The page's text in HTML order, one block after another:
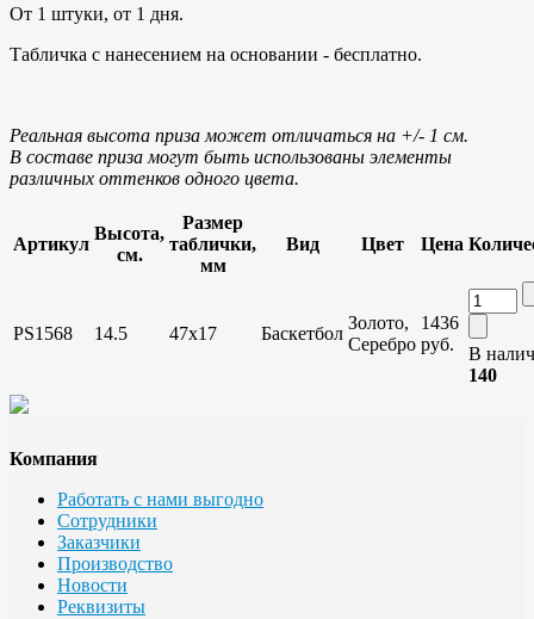
От 1 штуки, от 1 дня.
Табличка с нанесением на основании - бесплатно.
Реальная высота приза может отличаться на +/- 1 см.
В составе приза могут быть использованы элементы
различных оттенков одного цвета.
Артикул
Высота,
см.
Размер
таблички,
мм
Вид Цвет Цена
PS1568 14.5 47x17 Баскетбол
Золото,
Серебро
1436
руб.
В
140
Компания
Работать с нами выгодно
Сотрудники
Заказчики
Производство
Новости
Реквизиты